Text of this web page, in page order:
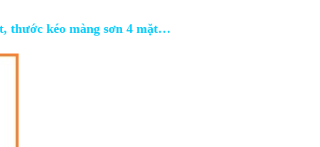
thước kéo màng sơn 4 mặt…